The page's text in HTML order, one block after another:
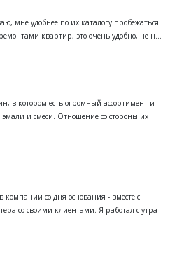
мне удобнее по их каталогу пробежаться
квартир, это очень удобно, не н...
в котором есть огромный ассортимент и
и смеси. Отношение со стороны их
со дня основания - вместе с
со своими клиентами. Я работал с утра